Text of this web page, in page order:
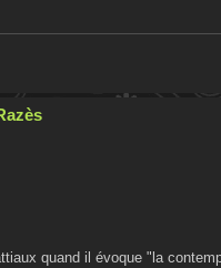
quand il évoque "la